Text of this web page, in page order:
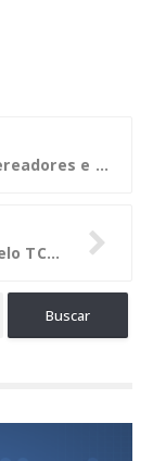
TCE-MT: Capacitações para vereadores e gestores garantem salto de qualidade nos municípios
Ex-prefeito de Tapurah é multado pelo TCE por prática de nepotismo